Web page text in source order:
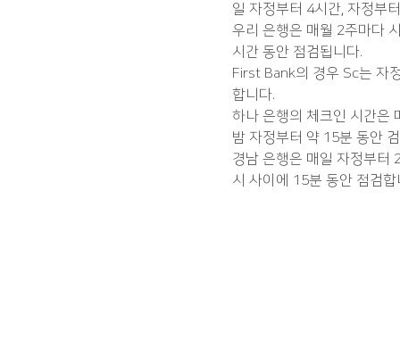
일 자정부터 4시간, 자정부
우리 은행은 매월 2주마다
시간 동안 점검됩니다.
First Bank의 경우 Sc는 자
합니다.
하나 은행의 체크인 시간은
밤 자정부터 약 15분 동안
경남 은행은 매일 자정부터
시 사이에 15분 동안 점검합